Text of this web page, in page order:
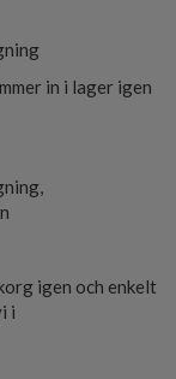
in i lager igen
igen och enkelt
i